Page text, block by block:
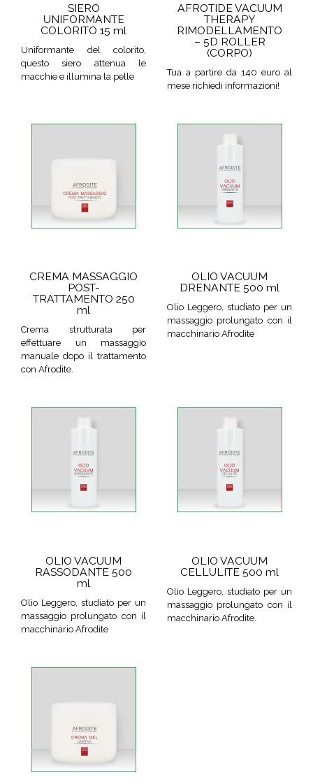
SIERO
UNIFORMANTE
COLORITO 15 ml
Uniformante del colorito,
questo siero attenua le
macchie e illumina la pelle
AFROTIDE VACUUM
THERAPY
RIMODELLAMENTO
– 5D ROLLER
(CORPO)
Tua a partire da 140 euro al
mese richiedi informazioni!
CREMA MASSAGGIO
POST-
TRATTAMENTO 250
ml
Crema strutturata per
effettuare un massaggio
manuale dopo il trattamento
con Afrodite.
OLIO VACUUM
DRENANTE 500 ml
Olio Leggero, studiato per un
massaggio prolungato con il
macchinario Afrodite
OLIO VACUUM
RASSODANTE 500
ml
Olio Leggero, studiato per un
massaggio prolungato con il
macchinario Afrodite
OLIO VACUUM
CELLULITE 500 ml
Olio Leggero, studiato per un
massaggio prolungato con il
macchinario Afrodite.